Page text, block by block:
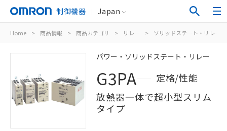
制御機器 Japan
Home > 商品情報 > 商品カテゴリ > リレー > ソリッドステート・リレー
パワー・ソリッドステート・リレー
G3PA
定格/性能
放熱器一体で超小型スリム
タイプ